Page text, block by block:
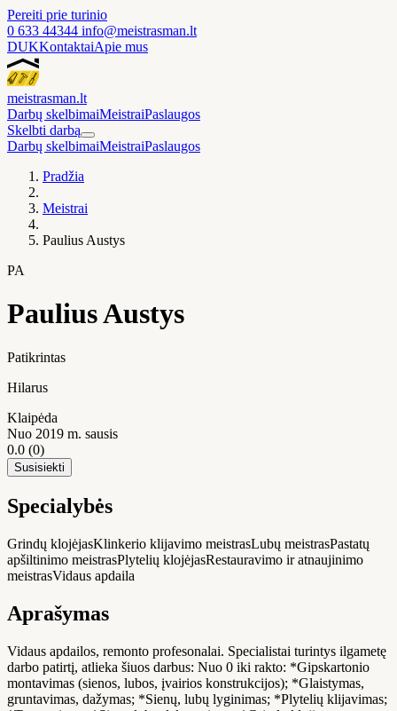
Pereiti prie turinio
0 633 44344 info@meistrasman.lt
DUKKontaktaiApie mus
meistrasman.lt
Darbų skelbimaiMeistraiPaslaugos
Skelbti darbą
Darbų skelbimaiMeistraiPaslaugos
Pradžia
Meistrai
Paulius Austys
PA
Paulius Austys
Patikrintas
Hilarus
Klaipėda
Nuo 2019 m. sausis
0.0 (0)
Susisiekti
Specialybės
Grindų klojėjasKlinkerio klijavimo meistrasLubų meistrasPastatų
apšiltinimo meistrasPlytelių klojėjasRestauravimo ir atnaujinimo
meistrasVidaus apdaila
Aprašymas
Vidaus apdailos, remonto profesonalai. Specialistai turintys ilgametę
darbo patirtį, atlieka šiuos darbus: Nuo 0 iki rakto: *Gipskartonio
montavimas (sienos, lubos, įvairios konstrukcijos); *Glaistymas,
gruntavimas, dažymas; *Sienų, lubų lyginimas; *Plytelių klijavimas;